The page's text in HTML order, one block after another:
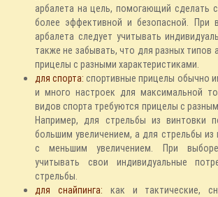
арбалета на цель, помогающий сделать
более эффективной и безопасной. При
арбалета следует учитывать
также не забывать, что для разных типов
прицелы с разными характеристиками.
для спорта: спортивные прицелы обычно
и много настроек для максимальной
видов спорта требуются прицелы с
Например, для стрельбы из винтовки
большим увеличением, а для стрельбы из
с меньшим увеличением. При
учитывать свои индивидуальные
стрельбы.
для снайпинга: как и тактические,